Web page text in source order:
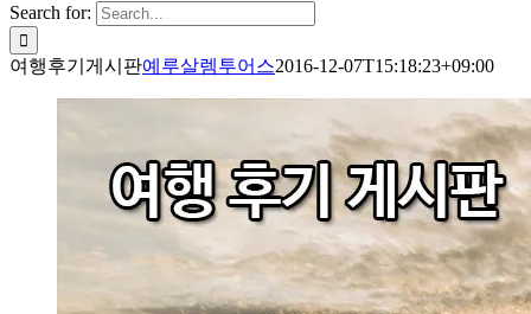
Search for:
여행후기게시판예루살렘투어스2016-12-07T15:18:23+09:00